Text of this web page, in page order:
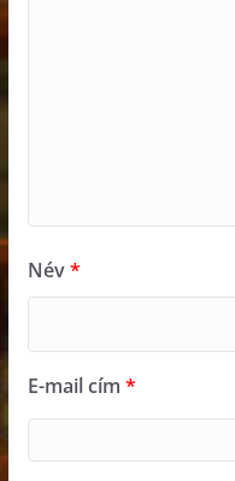
Név*
E-mail cím *